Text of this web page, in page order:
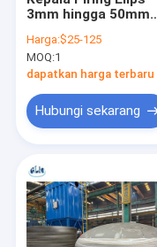
Produk
Tentang kami
3mm hingga 50mm
Tekanan dengan
Pabrikan Cold Press
dan Standar ASME
Harga:$25-125
MOQ:1
dapatkan harga terbaru
Hubungi sekarang